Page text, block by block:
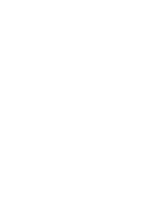
com acesso à
informações são
Cookies: